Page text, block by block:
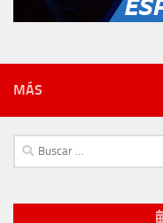
MÁS
Buscar: